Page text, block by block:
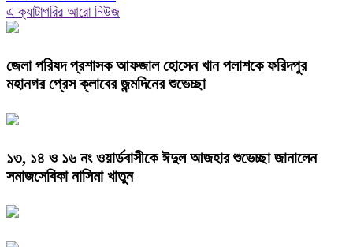
এ ক্যাটাগরির আরো নিউজ
জেলা পরিষদ প্রশাসক আফজাল হোসেন খান পলাশকে ফরিদপুর
মহানগর প্রেস ক্লাবের জন্মদিনের শুভেচ্ছা
১৩, ১৪ ও ১৬ নং ওয়ার্ডবাসীকে ঈদুল আজহার শুভেচ্ছা জানালেন
সমাজসেবিকা নাসিমা খাতুন